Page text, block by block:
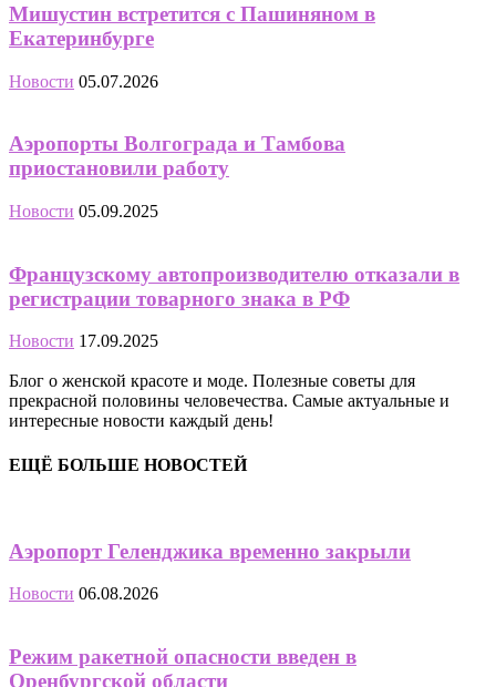
Мишустин встретится с Пашиняном в
Екатеринбурге
Новости 05.07.2026
Аэропорты Волгограда и Тамбова
приостановили работу
Новости 05.09.2025
Французскому автопроизводителю отказали в
регистрации товарного знака в РФ
Новости 17.09.2025
Блог о женской красоте и моде. Полезные советы для
прекрасной половины человечества. Самые актуальные и
интересные новости каждый день!
ЕЩЁ БОЛЬШЕ НОВОСТЕЙ
Аэропорт Геленджика временно закрыли
Новости 06.08.2026
Режим ракетной опасности введен в
Оренбургской области